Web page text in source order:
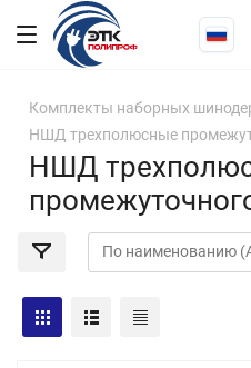
Комплекты наборных
НШД трехполюсные
НШД